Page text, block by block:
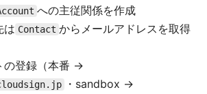
への主従関係を作成
は Contact からメールアドレスを取得
の登録（本番 →
・sandbox →